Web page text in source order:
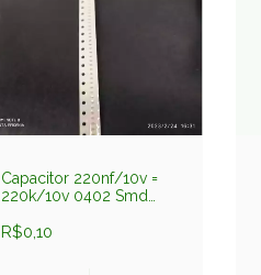
Capacitor 220nf/10v =
220k/10v 0402 Smd
C1005x5r224kdt Darfon
R$0,10